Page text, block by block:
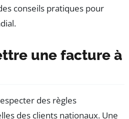
conseils pratiques pour
une facture à
des règles
des clients nationaux. Une